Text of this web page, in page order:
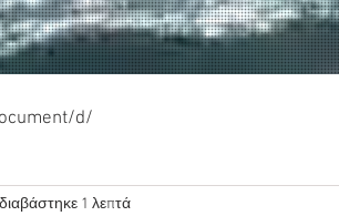
d/
διαβάστηκε 1 λεπτά